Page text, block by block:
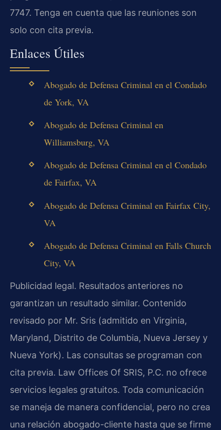
7747. Tenga en cuenta que las reuniones son
solo con cita previa.
Enlaces Útiles
Abogado de Defensa Criminal en el Condado
de York, VA
Abogado de Defensa Criminal en
Williamsburg, VA
Abogado de Defensa Criminal en el Condado
de Fairfax, VA
Abogado de Defensa Criminal en Fairfax City,
VA
Abogado de Defensa Criminal en Falls Church
City, VA
Publicidad legal. Resultados anteriores no
garantizan un resultado similar. Contenido
revisado por Mr. Sris (admitido en Virginia,
Maryland, Distrito de Columbia, Nueva Jersey y
Nueva York). Las consultas se programan con
cita previa. Law Offices Of SRIS, P.C. no ofrece
servicios legales gratuitos. Toda comunicación
se maneja de manera confidencial, pero no crea
una relación abogado-cliente hasta que se firme